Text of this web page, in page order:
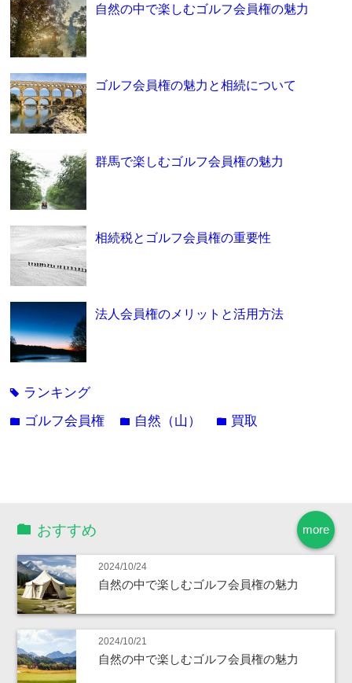
自然の中で楽しむゴルフ会員権の魅力
ゴルフ会員権の魅力と相続について
群馬で楽しむゴルフ会員権の魅力
相続税とゴルフ会員権の重要性
法人会員権のメリットと活用方法
tag ランキング
folder ゴルフ会員権 folder 自然（山） folder 買取
more
おすすめ
2024/10/24
自然の中で楽しむゴルフ会員権の魅力
2024/10/21
自然の中で楽しむゴルフ会員権の魅力